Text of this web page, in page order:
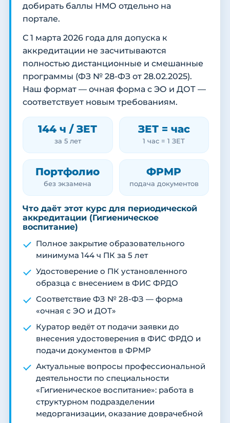
добирать баллы НМО отдельно на
портале.
С 1 марта 2026 года для допуска к
аккредитации не засчитываются
полностью дистанционные и смешанные
программы (ФЗ № 28-ФЗ от 28.02.2025).
Наш формат — очная форма с ЭО и ДОТ —
соответствует новым требованиям.
144 ч / ЗЕТ
за 5 лет
ЗЕТ = час
1 час = 1 ЗЕТ
Портфолио
без экзамена
ФРМР
подача документов
Что даёт этот курс для периодической
аккредитации (Гигиеническое
воспитание)
Полное закрытие образовательного
минимума 144 ч ПК за 5 лет
Удостоверение о ПК установленного
образца с внесением в ФИС ФРДО
Соответствие ФЗ № 28-ФЗ — форма
«очная с ЭО и ДОТ»
Куратор ведёт от подачи заявки до
внесения удостоверения в ФИС ФРДО и
подачи документов в ФРМР
Актуальные вопросы профессиональной
деятельности по специальности
«Гигиеническое воспитание»: работа в
структурном подразделении
медорганизации, оказание доврачебной